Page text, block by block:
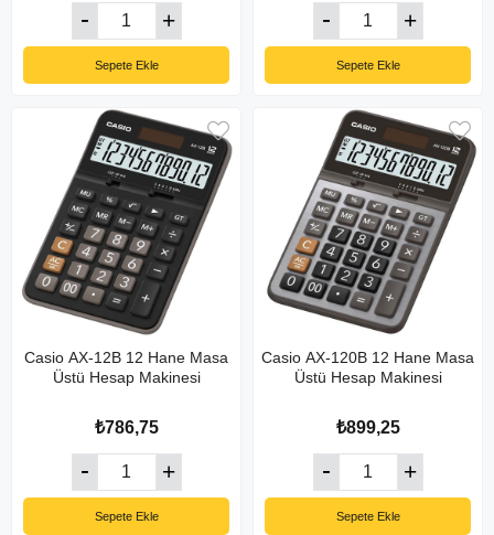
Sepete Ekle Sepete Ekle
Casio AX-12B 12 Hane Masa
Üstü Hesap Makinesi
₺786,75
Sepete Ekle
Casio AX-120B 12 Hane Masa
Üstü Hesap Makinesi
₺899,25
Sepete Ekle